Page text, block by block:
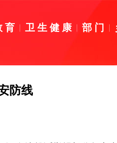
育 卫生健康 部门
防线